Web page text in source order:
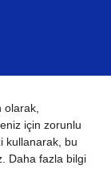
Küresel Siteye Git
Tüm Hakları
olarak,
için zorunlu
kullanarak, bu
Daha fazla bilgi